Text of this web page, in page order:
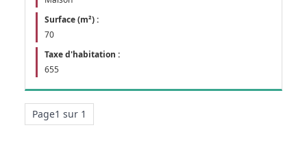
Surface (m²) :
70
Taxe d'habitation :
655
Page1 sur 1